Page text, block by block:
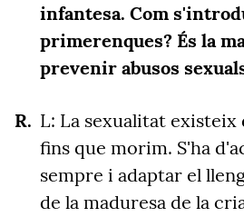
infantesa. Com
primerenques? És la
prevenir abusos
L: La sexualitat existeix
fins que morim. S'ha
sempre i adaptar el
de la maduresa de la